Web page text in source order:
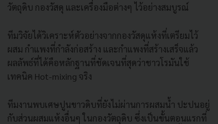
วัตถุดิบ กองวัสดุ และเครื่องมือต่างๆ ไว้อย่างสมบูรณ์
ทีมวิจัยได้วิเคราะห์ตัวอย่างจากกองวัสดุแห้งที่เตรียมไว้
ผสม กำแพงที่กำลังก่อสร้าง และกำแพงที่สร้างเสร็จแล้ว
ผลลัพธ์ที่ได้คือหลักฐานที่ชัดเจนที่สุดว่าชาวโรมันใช้
เทคนิค Hot-mixing จริง
ทีมงานพบเศษปูนขาวดิบที่ยังไม่ผ่านการผสมน้ำ ปะปนอยู่
กับส่วนผสมแห้งอื่นๆ ในกองวัตถุดิบ ซึ่งเป็นขั้นตอนแรกที่